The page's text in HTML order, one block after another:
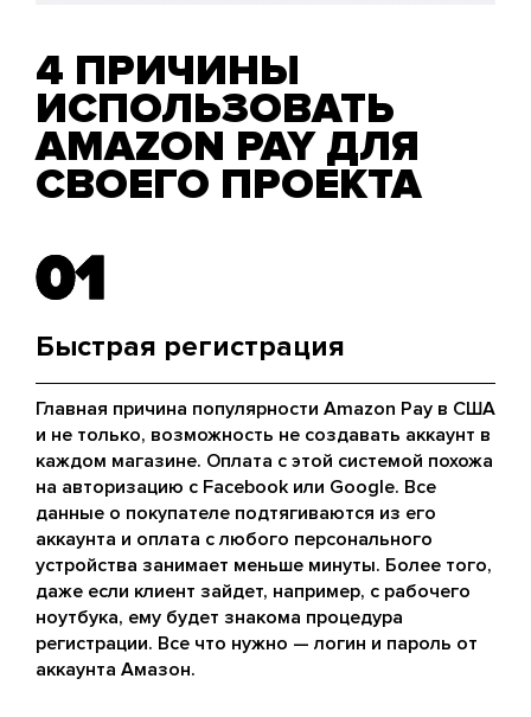
4 ПРИЧИНЫ
ИСПОЛЬЗОВАТЬ
AMAZON PAY ДЛЯ
СВОЕГО ПРОЕКТА
01
01
Быстрая регистрация
Главная причина популярности Amazon Pay в США
и не только, возможность не создавать аккаунт в
каждом магазине. Оплата с этой системой похожа
на авторизацию с Facebook или Google. Все
данные о покупателе подтягиваются из его
аккаунта и оплата с любого персонального
устройства занимает меньше минуты. Более того,
даже если клиент зайдет, например, с рабочего
ноутбука, ему будет знакома процедура
регистрации. Все что нужно — логин и пароль от
аккаунта Амазон.